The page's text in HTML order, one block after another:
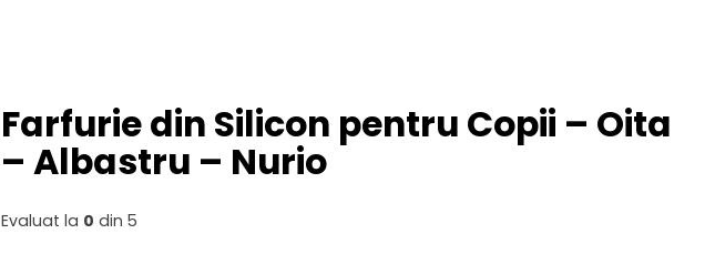
Farfurie din Silicon pentru Copii – Oita
– Albastru – Nurio
Evaluat la 0 din 5